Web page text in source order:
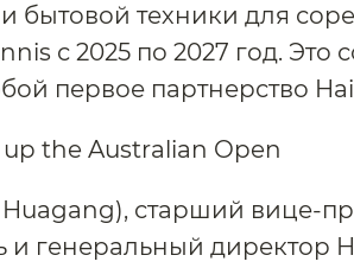
бытовой техники для
с 2025 по 2027 год. Это
первое партнерство
старший вице-
и генеральный директор